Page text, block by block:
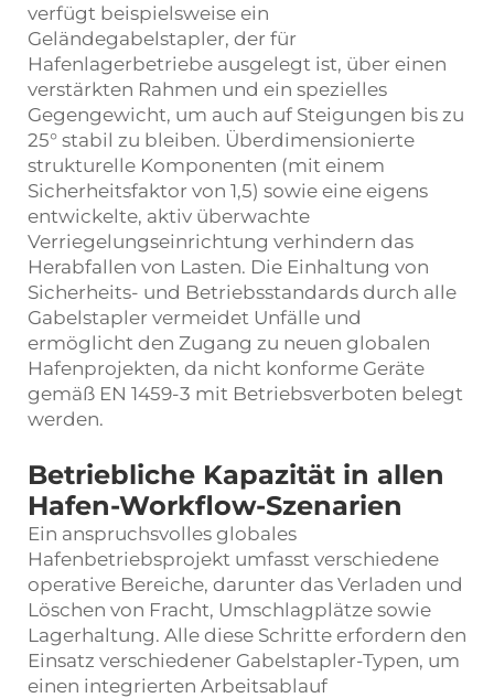
verfügt beispielsweise ein
Geländegabelstapler, der für
Hafenlagerbetriebe ausgelegt ist, über einen
verstärkten Rahmen und ein spezielles
Gegengewicht, um auch auf Steigungen bis zu
25° stabil zu bleiben. Überdimensionierte
strukturelle Komponenten (mit einem
Sicherheitsfaktor von 1,5) sowie eine eigens
entwickelte, aktiv überwachte
Verriegelungseinrichtung verhindern das
Herabfallen von Lasten. Die Einhaltung von
Sicherheits- und Betriebsstandards durch alle
Gabelstapler vermeidet Unfälle und
ermöglicht den Zugang zu neuen globalen
Hafenprojekten, da nicht konforme Geräte
gemäß EN 1459-3 mit Betriebsverboten belegt
werden.
Betriebliche Kapazität in allen
Hafen-Workflow-Szenarien
Ein anspruchsvolles globales
Hafenbetriebsprojekt umfasst verschiedene
operative Bereiche, darunter das Verladen und
Löschen von Fracht, Umschlagplätze sowie
Lagerhaltung. Alle diese Schritte erfordern den
Einsatz verschiedener Gabelstapler-Typen, um
einen integrierten Arbeitsablauf